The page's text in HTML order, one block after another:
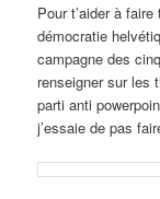
Pour t’aider à
démocratie
campagne des
renseigner sur les
parti anti
j’essaie de pas